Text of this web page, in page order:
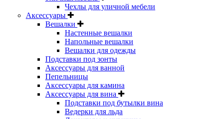
Чехлы для уличной мебели
Аксессуары
Вешалки
Настенные вешалки
Напольные вешалки
Вешалки для одежды
Подставки под зонты
Аксессуары для ванной
Пепельницы
Аксессуары для камина
Аксессуары для вина
Подставки под бутылки вина
Ведерки для льда